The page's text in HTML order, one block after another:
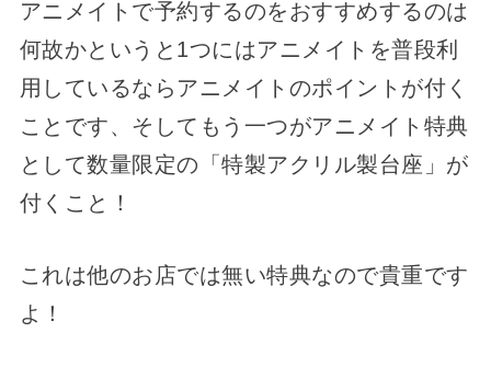
アニメイトで予約するのをおすすめするのは
何故かというと1つにはアニメイトを普段利
用しているならアニメイトのポイントが付く
ことです、そしてもう一つがアニメイト特典
として数量限定の「特製アクリル製台座」が
付くこと！
これは他のお店では無い特典なので貴重です
よ！